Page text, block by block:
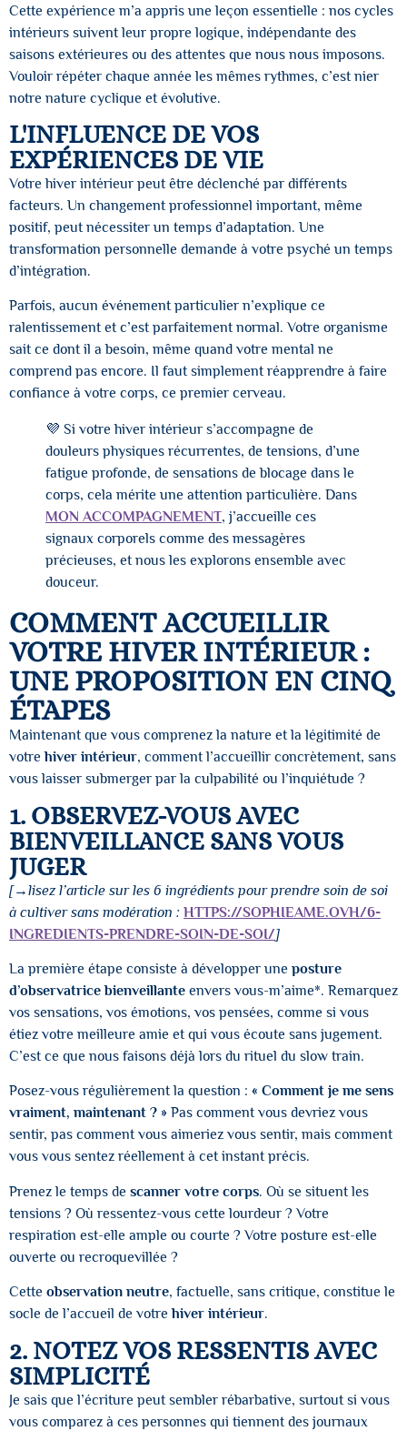
Cette expérience m’a appris une leçon essentielle : nos cycles
intérieurs suivent leur propre logique, indépendante des
saisons extérieures ou des attentes que nous nous imposons.
Vouloir répéter chaque année les mêmes rythmes, c’est nier
notre nature cyclique et évolutive.
L'INFLUENCE DE VOS
EXPÉRIENCES DE VIE
Votre hiver intérieur peut être déclenché par différents
facteurs. Un changement professionnel important, même
positif, peut nécessiter un temps d’adaptation. Une
transformation personnelle demande à votre psyché un temps
d’intégration.
Parfois, aucun événement particulier n’explique ce
ralentissement et c’est parfaitement normal. Votre organisme
sait ce dont il a besoin, même quand votre mental ne
comprend pas encore. Il faut simplement réapprendre à faire
confiance à votre corps, ce premier cerveau.
💜 Si votre hiver intérieur s’accompagne de
douleurs physiques récurrentes, de tensions, d’une
fatigue profonde, de sensations de blocage dans le
corps, cela mérite une attention particulière. Dans
MON ACCOMPAGNEMENT, j’accueille ces
signaux corporels comme des messagères
précieuses, et nous les explorons ensemble avec
douceur.
COMMENT ACCUEILLIR
VOTRE HIVER INTÉRIEUR :
UNE PROPOSITION EN CINQ
ÉTAPES
Maintenant que vous comprenez la nature et la légitimité de
votrehiver intérieur, comment l’accueillir concrètement, sans
vous laisser submerger par la culpabilité ou l’inquiétude ?
1. OBSERVEZ-VOUS AVEC
BIENVEILLANCE SANS VOUS
JUGER
[→lisez l’article sur les 6 ingrédients pour prendre soin de soi
à cultiver sans modération : HTTPS://SOPHIEAME.OVH/6-
INGREDIENTS-PRENDRE-SOIN-DE-SOI/]
La première étape consiste à développer une posture
d’observatrice bienveillante envers vous-m’aime*. Remarquez
vos sensations, vos émotions, vos pensées, comme si vous
étiez votre meilleure amie et qui vous écoute sans jugement.
C’est ce que nous faisons déjà lors du rituel du slow train.
Posez-vous régulièrement la question : « Comment je me sens
vraiment, maintenant ? » Pas comment vous devriez vous
sentir, pas comment vous aimeriez vous sentir, mais comment
vous vous sentez réellement à cet instant précis.
Prenez le temps de scanner votre corps. Où se situent les
tensions ? Où ressentez-vous cette lourdeur ? Votre
respiration est-elle ample ou courte ? Votre posture est-elle
ouverte ou recroquevillée ?
Cette observation neutre, factuelle, sans critique, constitue le
socle de l’accueil de votrehiver intérieur.
2. NOTEZ VOS RESSENTIS AVEC
SIMPLICITÉ
Je sais que l’écriture peut sembler rébarbative, surtout si vous
vous comparez à ces personnes qui tiennent des journaux